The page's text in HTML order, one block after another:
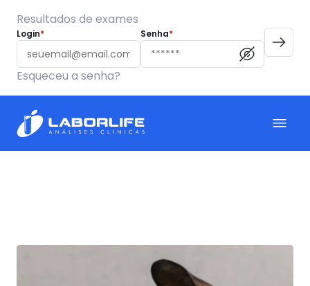
Resultados de exames
Login* Senha*
Esqueceu a senha?